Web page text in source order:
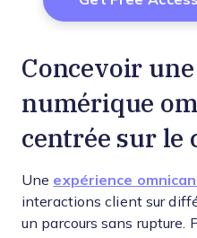
Concevoir
numérique
centrée sur le
Une expérience
interactions client sur
un parcours sans rupture.